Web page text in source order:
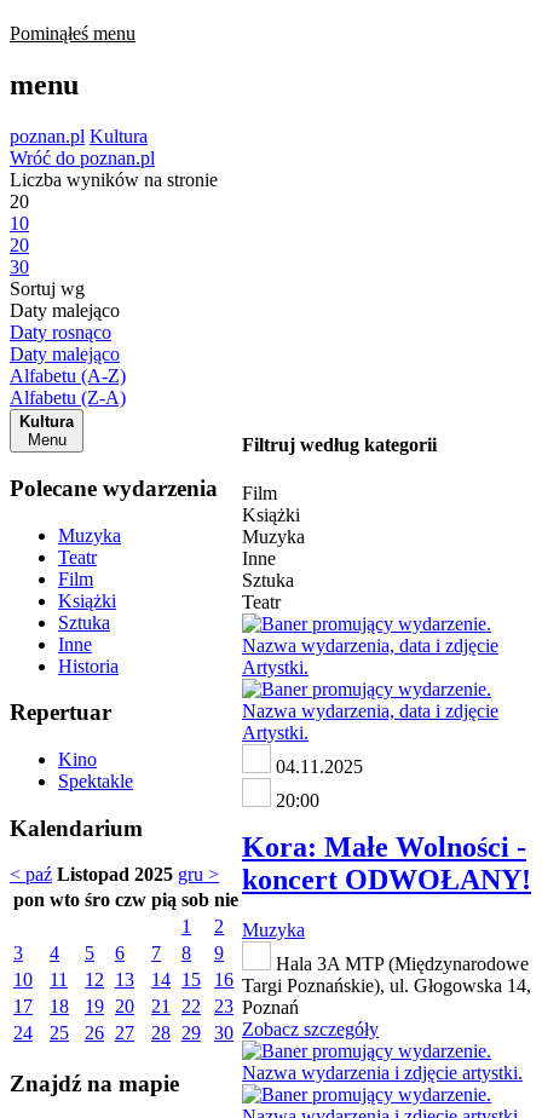
Pominąłeś menu
menu
poznan.pl Kultura
Wróć do poznan.pl
Liczba wyników na stronie
20
10
20
30
Sortuj wg
Daty malejąco
Daty rosnąco
Daty malejąco
Alfabetu (A-Z)
Alfabetu (Z-A)
Kultura
Menu
Polecane wydarzenia
Muzyka
Teatr
Film
Książki
Sztuka
Inne
Historia
Repertuar
Kino
Spektakle
Kalendarium
< paź Listopad 2025 gru >
pon wto śro czw pią sob nie
1
2
3
4 5 6 7 8
9
10
11 12 13 14 15
16
17
18 19 20 21 22
23
24
25 26 27 28 29 30
Znajdź na mapie
Filtruj według kategorii
Film
Książki
Muzyka
Inne
Sztuka
Teatr
04.11.2025
20:00
Kora: Małe Wolności -
koncert ODWOŁANY!
Muzyka
Hala 3A MTP (Międzynarodowe
Targi Poznańskie), ul. Głogowska 14,
Poznań
Zobacz szczegóły